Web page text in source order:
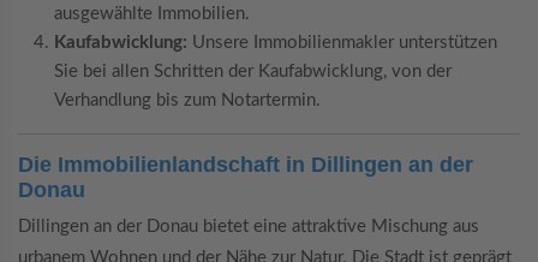
ausgewählte Immobilien.
Kaufabwicklung: Unsere Immobilienmakler unterstützen
Sie bei allen Schritten der Kaufabwicklung, von der
Verhandlung bis zum Notartermin.
Die Immobilienlandschaft in Dillingen an der
Donau
Dillingen an der Donau bietet eine attraktive Mischung aus
urbanem Wohnen und der Nähe zur Natur. Die Stadt ist geprägt